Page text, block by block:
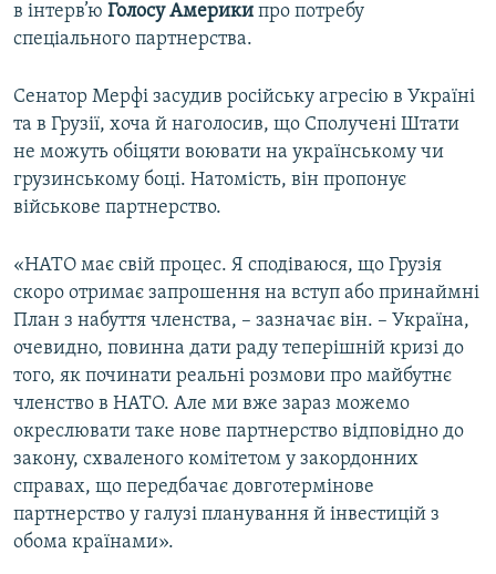
в інтерв’ю Голосу Америки про потребу
спеціального партнерства.
Сенатор Мерфі засудив російську агресію в Україні
та в Грузії, хоча й наголосив, що Сполучені Штати
не можуть обіцяти воювати на українському чи
грузинському боці. Натомість, він пропонує
військове партнерство.
«НАТО має свій процес. Я сподіваюся, що Грузія
скоро отримає запрошення на вступ або принаймні
План з набуття членства, – зазначає він. – Україна,
очевидно, повинна дати раду теперішній кризі до
того, як починати реальні розмови про майбутнє
членство в НАТО. Але ми вже зараз можемо
окреслювати таке нове партнерство відповідно до
закону, схваленого комітетом у закордонних
справах, що передбачає довготермінове
партнерство у галузі планування й інвестицій з
обома країнами».